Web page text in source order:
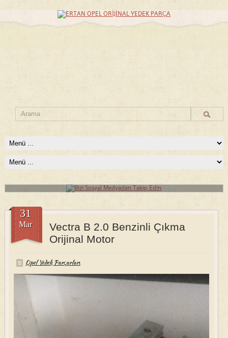
Bizi Sosyal Medyadan Takip Edin
Bizi sosyal medyadan takip edin, kampanyalarımızdan haberdar olun!
Devamını Oku
Vectra B 2.0 Benzinli Çıkma
Orijinal Motor
31
Mar
Opel Yedek Parçarları